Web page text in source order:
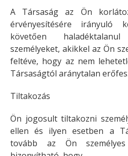
A Társaság az Ön
érvényesítésére irányuló
követően
személyeket, akikkel az Ön
feltéve, hogy az nem
Társaságtól aránytalan
Tiltakozás
Ön jogosult tiltakozni
ellen és ilyen esetben a
tovább az Ön